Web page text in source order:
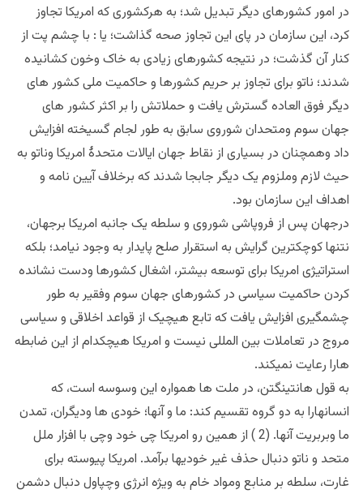
در امور کشورهای دیگر تبدیل شد؛ به هرکشوری که امریکا تجاوز
کرد، این سازمان در پای این تجاوز صحه گذاشت؛ یا : با چشم پت از
کنار آن گذشت؛ در نتیجه کشورهای زیادی به خاک وخون کشانیده
شدند؛ ناتو برای تجاوز بر حریم کشورها و حاکمیت ملی کشور های
دیگر فوق العاده گسترش یافت و حملاتش را بر اکثر کشور های
جهان سوم ومتحدان شوروی سابق به طور لجام گسیخته افزایش
داد وهمچنان در بسیاری از نقاط جهان ایالات متحدۀ امریکا وناتو به
حیث لازم وملزوم یک دیگر جابجا شدند که برخلاف آیین نامه و
اهداف این سازمان بود.
درجهان پس از فروپاشی شوروی و سلطه یک جانبه امریکا برجهان،
نتنها کوچکترین گرایش به استقرار صلح پایدار به وجود نیامد؛ بلکه
استراتیژی امریکا برای توسعه بیشتر، اشغال کشورها ودست نشانده
کردن حاکمیت سیاسی در کشورهای جهان سوم وفقیر به طور
چشمگیری افزایش یافت که تابع هیچیک از قواعد اخلاقی و سیاسی
مروج در تعاملات بین المللی نیست و امریکا هیچکدام از این ضابطه
هارا رعایت نمیکند.
به قول هانتینگتن، در ملت ها همواره این وسوسه است، که
انسانهارا به دو گروه تقسیم کند: ما و آنها؛ خودی ها ودیگران، تمدن
ما وبربریت آنها. (2 ) از همین رو امریکا چی خود وچی با افزار ملل
متحد و ناتو دنبال حذف غیر خودیها برآمد. امریکا پیوسته برای
غارت، سلطه بر منابع ومواد خام به ویژه انرژی وچپاول دنبال دشمن